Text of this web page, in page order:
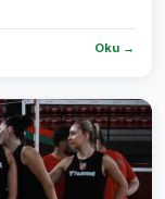
Oku →